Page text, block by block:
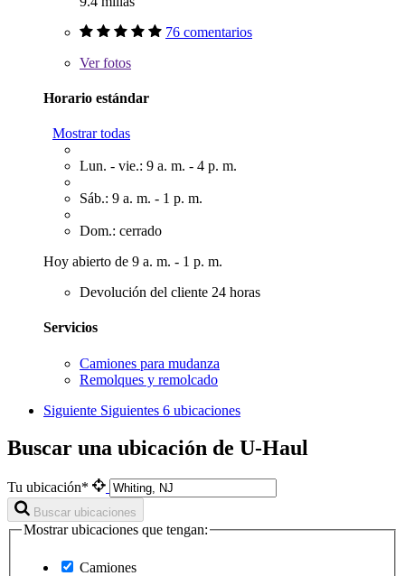
76 comentarios
Verfotos
Horario estándar
Mostrar todas
Lun. - vie.: 9 a. m. - 4 p. m.
Sáb.: 9 a. m. - 1 p. m.
Dom.: cerrado
Hoy abierto de 9 a. m. - 1 p. m.
Devolución del cliente 24 horas
Servicios
Camiones para mudanza
Remolques y remolcado
Siguiente Siguientes 6 ubicaciones
Buscar una ubicación de U-Haul
Tu ubicación*
Buscar ubicaciones
Mostrar ubicaciones que tengan:
Camiones